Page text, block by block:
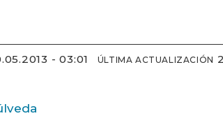
- 03:01 ÚLTIMA ACTUALIZACIÓN